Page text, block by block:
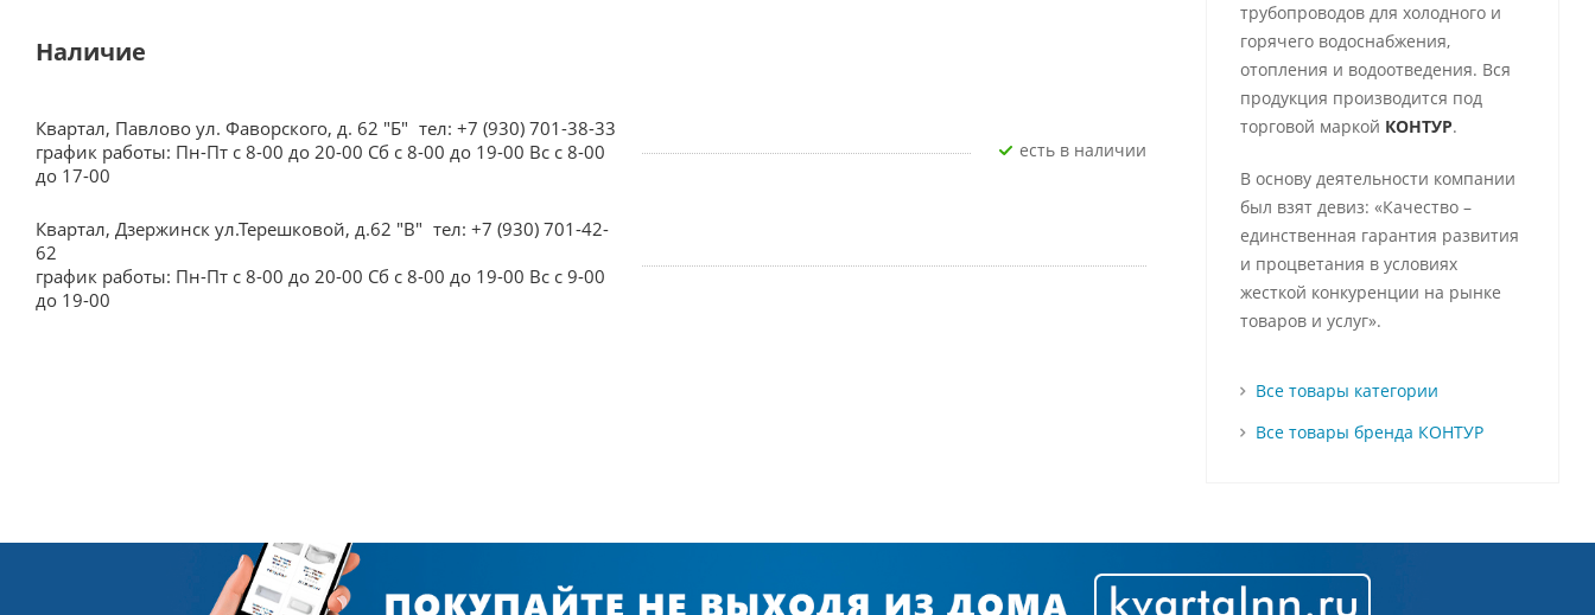
Наличие
Квартал, Павлово ул. Фаворского, д. 62 "Б" тел: +7 (930) 701-38-33
график работы: Пн-Пт с 8-00 до 20-00 Сб с 8-00 до 19-00 Вс с 8-00
до 17-00
Есть в наличии
Квартал, Дзержинск ул.Терешковой, д.62 "В" тел: +7 (930) 701-42-
62
график работы: Пн-Пт с 8-00 до 20-00 Сб с 8-00 до 19-00 Вс с 9-00
до 19-00
трубопроводов для холодного и
горячего водоснабжения,
отопления и водоотведения. Вся
продукция производится под
торговой маркой КОНТУР.
В основу деятельности компании
был взят девиз: «Качество –
единственная гарантия развития
и процветания в условиях
жесткой конкуренции на рынке
товаров и услуг».
Все товары категории
Все товары бренда КОНТУР